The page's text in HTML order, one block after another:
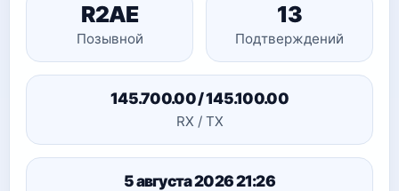
R2AE
Позывной
13
Подтверждений
145.700.00 / 145.100.00
RX / TX
5 августа 2026 21:26